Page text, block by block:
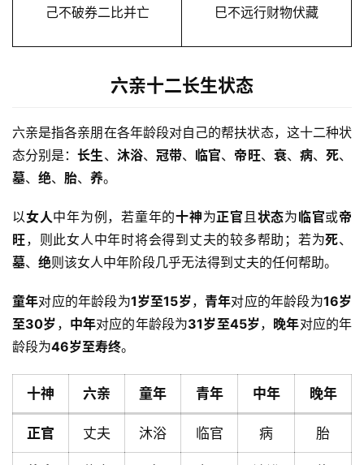
己不破券二比并亡 巳不远行财物伏藏
六亲十二长生状态
六亲是指各亲朋在各年龄段对自己的帮扶状态，这十二种状
态分别是：长生、 沐浴、 冠带、 临官、 帝旺、 衰、 病、死、
墓、 绝、 胎、 养。
以女人中年为例，若童年的十神为正官且状态为临官或帝
旺，则此女人中年时将会得到丈夫的较多帮助；若为死、
墓、 绝则该女人中年阶段几乎无法得到丈夫的任何帮助。
童年对应的年龄段为1岁至15岁，青年对应的年龄段为16岁
至30岁 ， 中年对应的年龄段为31岁至45岁， 晚年对应的年
龄段为46岁至寿终。
十神 六亲 童年 青年 中年 晚年
正官 丈夫 沐浴 临官 病 胎